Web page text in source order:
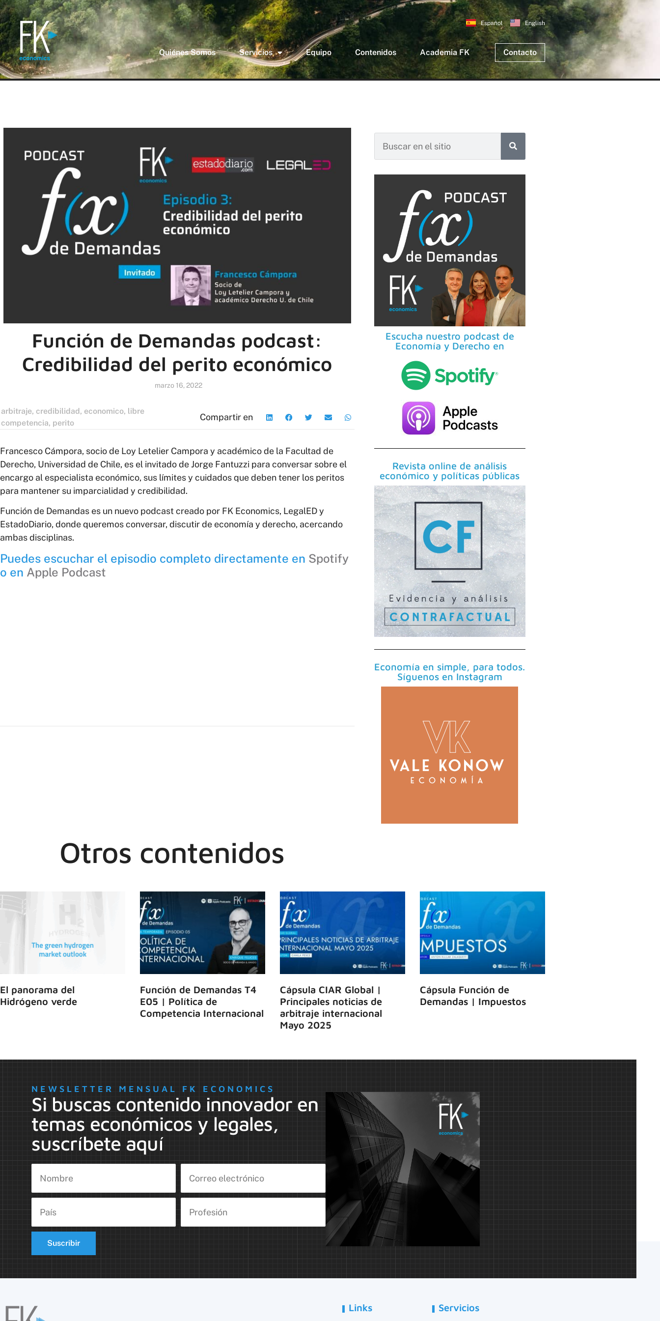
Español English
Quiénes Somos Servicios Equipo Contenidos Academia FK Contacto
Función de Demandas podcast:
Credibilidad del perito económico
marzo 16, 2022
arbitraje, credibilidad, economico, libre
competencia, perito
Compartir en
Francesco Cámpora, socio de Loy Letelier Campora y académico de la Facultad de
Derecho, Universidad de Chile, es el invitado de Jorge Fantuzzi para conversar sobre el
encargo al especialista económico, sus límites y cuidados que deben tener los peritos
para mantener su imparcialidad y credibilidad.
Función de Demandas es un nuevo podcast creado por FK Economics, LegalED y
EstadoDiario, donde queremos conversar, discutir de economía y derecho, acercando
ambas disciplinas.
Puedes escuchar el episodio completo directamente en Spotify
o en Apple Podcast
Escucha nuestro podcast de
Economía y Derecho en
Revista online de análisis
económico y políticas públicas
Economía en simple, para todos.
Síguenos en Instagram
Otros contenidos
El panorama del
Hidrógeno verde
Función de Demandas T4
E05 | Política de
Competencia Internacional
Cápsula CIAR Global |
Principales noticias de
arbitraje internacional
Mayo 2025
Cápsula Función de
Demandas | Impuestos
NEWSLETTER MENSUAL FK ECONOMICS
Si buscas contenido innovador en
temas económicos y legales,
suscríbete aquí
Suscribir
Links Servicios